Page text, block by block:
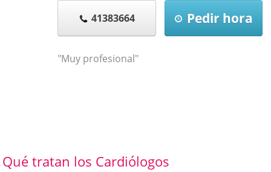
41383664 Pedir hora
"Muy profesional"
Qué tratan los Cardiólogos